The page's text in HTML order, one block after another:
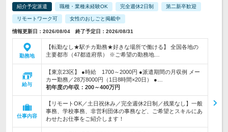
紹介予定派遣 職種・業種未経験OK 完全週休2日制 第二新卒歓迎
リモートワーク可 女性のおしごと掲載中
情報更新日：2026/08/04 終了予定日：2026/08/31
勤務地
【転勤なし★駅チカ勤務★好きな場所で働ける】 全国各地の
主要都市（47都道府県） ※ご希望の勤務地…
給与
【東京23区】 ●時給 1700～2000円 ●派遣期間の月収例 メー
カー勤務／28万8000円（1日8時間×20日） ●…
初年度の年収： 200～400万円
仕事内容
【リモートOK／土日祝休み／完全週休2日制／残業なし】一般
事務、学校事務、非営利団体の事務など、ご希望とスキルにあ
わせたお仕事をご紹介します！